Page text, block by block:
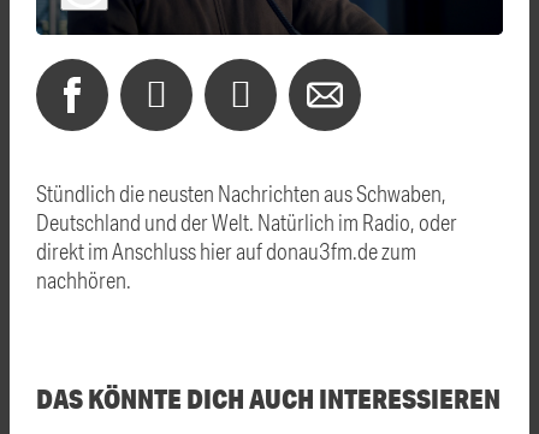
Stündlich die neusten Nachrichten aus Schwaben,
Deutschland und der Welt. Natürlich im Radio, oder
direkt im Anschluss hier auf donau3fm.de zum
nachhören.
DAS KÖNNTE DICH AUCH INTERESSIEREN